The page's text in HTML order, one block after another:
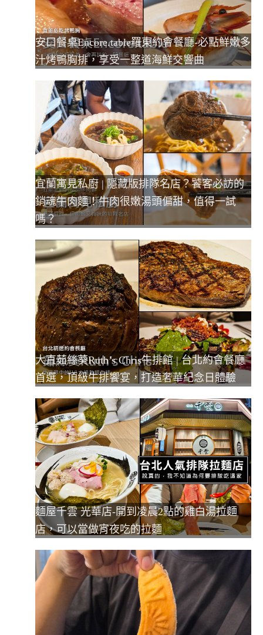
安口餐桌Encore.table羅東約會餐廳-必點鮮嫩多
汁烤鴨胸排，享受一整道海鮮交響曲
宜蘭寓見私廚 | 隱藏版排隊名店？饕客必訪的
銷魂牛肉麵！牛肉很嫩湯頭偏甜，值得一試
嗎？
大直茹絲葵Ruth’s Chris牛排館 | 台北約會餐廳
首選，頂級牛排饗宴，打造奢華紀念日體驗
麵屋千雲 光華店-開到凌晨2點的雞白湯拉麵
店，可以當做宵夜吃的拉麵